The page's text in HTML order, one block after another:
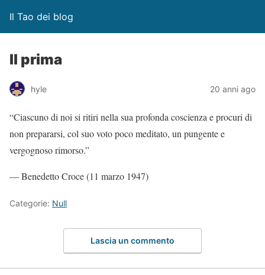
Il Tao dei blog
Il prima
hyle 20 anni ago
“Ciascuno di noi si ritiri nella sua profonda coscienza e procuri di
non prepararsi, col suo voto poco meditato, un pungente e
vergognoso rimorso.”
— Benedetto Croce (11 marzo 1947)
Categorie: Null
Lascia un commento